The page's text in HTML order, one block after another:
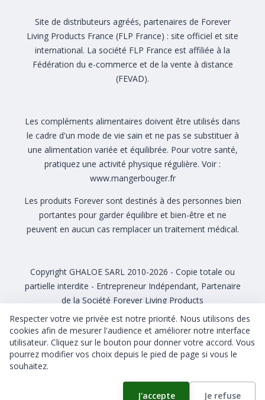
Site de distributeurs agréés, partenaires de Forever
Living Products France (FLP France) : site officiel et site
international. La société FLP France est affiliée à la
Fédération du e-commerce et de la vente à distance
(FEVAD).
Les compléments alimentaires doivent être utilisés dans
le cadre d'un mode de vie sain et ne pas se substituer à
une alimentation variée et équilibrée. Pour votre santé,
pratiquez une activité physique régulière. Voir :
www.mangerbouger.fr
Les produits Forever sont destinés à des personnes bien
portantes pour garder équilibre et bien-être et ne
peuvent en aucun cas remplacer un traitement médical.
Copyright GHALOE SARL 2010-2026 - Copie totale ou
partielle interdite - Entrepreneur Indépendant, Partenaire
de la Société Forever Living Products
CGU CGV Gérer mes cookies
Respecter votre vie privée est notre priorité. Nous utilisons des
cookies afin de mesurer l'audience et améliorer notre interface
utilisateur. Cliquez sur le bouton pour donner votre accord. Vous
pourrez modifier vos choix depuis le pied de page si vous le
souhaitez.
J'accepte Je refuse